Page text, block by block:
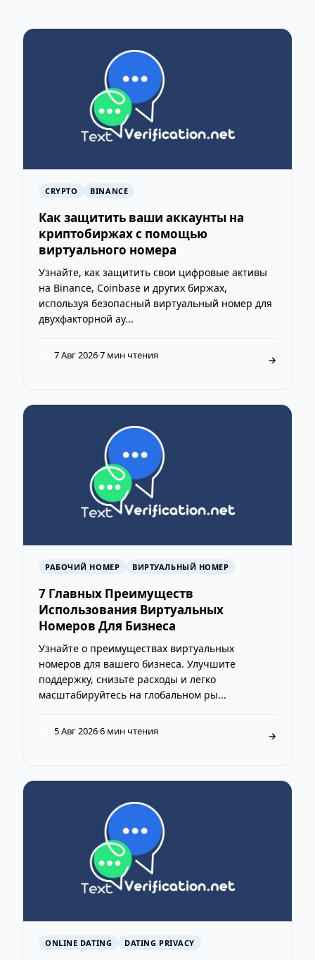
CRYPTO BINANCE
Как защитить ваши аккаунты на
криптобиржах с помощью
виртуального номера
Узнайте, как защитить свои цифровые активы
на Binance, Coinbase и других биржах,
используя безопасный виртуальный номер для
двухфакторной ау...
7 Авг 2026·7 мин чтения →
РАБОЧИЙ НОМЕР ВИРТУАЛЬНЫЙ НОМЕР
7 Главных Преимуществ
Использования Виртуальных
Номеров Для Бизнеса
Узнайте о преимуществах виртуальных
номеров для вашего бизнеса. Улучшите
поддержку, снизьте расходы и легко
масштабируйтесь на глобальном ры...
5 Авг 2026·6 мин чтения →
ONLINE DATING DATING PRIVACY